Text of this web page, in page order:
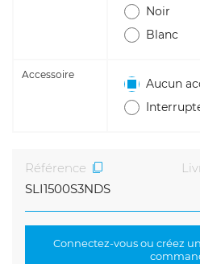
Noir
Blanc
Accessoire
Aucun
Référence
SLI1500S3NDS
Connectez-vous ou créez